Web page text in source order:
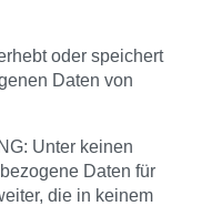
oder speichert
Daten von
Unter keinen
Daten für
die in keinem